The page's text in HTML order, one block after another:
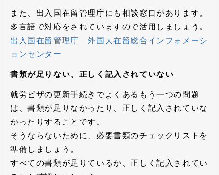
また、出入国在留管理庁にも相談窓口があります。
多言語で対応をされていますので活用しましょう。
出入国在留管理庁 外国人在留総合インフォメーシ
ョンセンター
書類が足りない、正しく記入されていない
就労ビザの更新手続きでよくあるもう一つの問題
は、書類が足りなかったり、正しく記入されていな
かったりすることです。
そうならないために、必要書類のチェックリストを
準備しましょう。
すべての書類が足りているか、正しく記入されてい